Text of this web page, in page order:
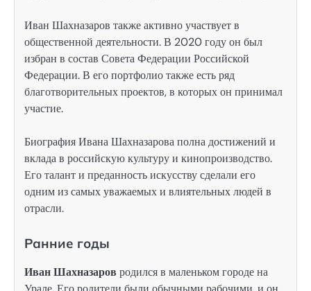
Иван Шахназаров также активно участвует в
общественной деятельности. В 2020 году он был
избран в состав Совета Федерации Российской
Федерации. В его портфолио также есть ряд
благотворительных проектов, в которых он принимал
участие.
Биография Ивана Шахназарова полна достижений и
вклада в российскую культуру и кинопроизводство.
Его талант и преданность искусству сделали его
одним из самых уважаемых и влиятельных людей в
отрасли.
Ранние годы
Иван Шахназаров родился в маленьком городе на